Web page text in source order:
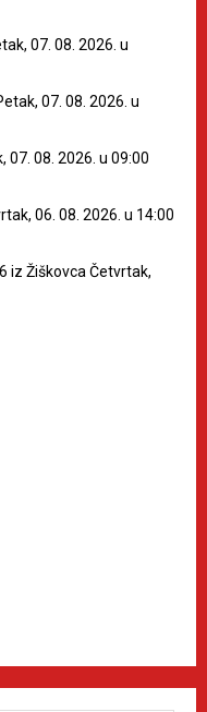
07. 08. 2026. u
07. 08. 2026. u
07. 08. 2026. u 09:00
06. 08. 2026. u 14:00
iz Žiškovca Četvrtak,